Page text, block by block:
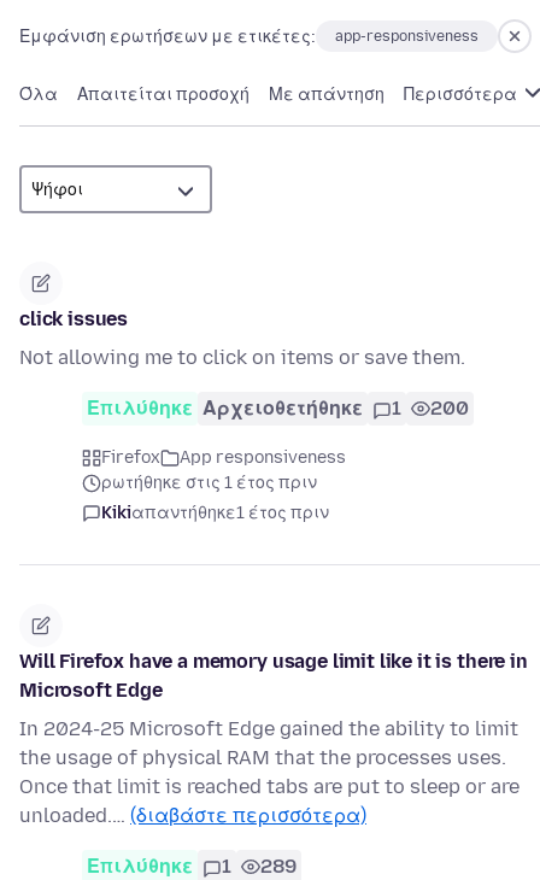
Εμφάνιση ερωτήσεων με ετικέτες: app-responsiveness
Όλα Απαιτείται προσοχή Με απάντηση Περισσότερα
click issues
Not allowing me to click on items or save them.
Επιλύθηκε Αρχειοθετήθηκε 1 200
Firefox
App responsiveness
ρωτήθηκε στις 1 έτος πριν
Kikiαπαντήθηκε1 έτος πριν
Will Firefox have a memory usage limit like it is there in
Microsoft Edge
In 2024-25 Microsoft Edge gained the ability to limit
the usage of physical RAM that the processes uses.
Once that limit is reached tabs are put to sleep or are
unloaded.… (διαβάστε περισσότερα)
Επιλύθηκε 1 289